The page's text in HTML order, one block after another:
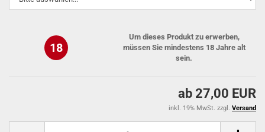
18
Um dieses Produkt zu erwerben,
müssen Sie mindestens 18 Jahre alt
sein.
ab 27,00 EUR
inkl. 19% MwSt. zzgl. Versand